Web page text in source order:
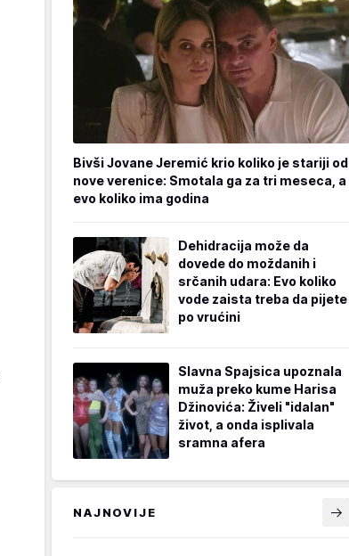
Bivši Jovane Jeremić krio koliko je stariji od
nove verenice: Smotala ga za tri meseca, a
evo koliko ima godina
Dehidracija može da
dovede do moždanih i
srčanih udara: Evo koliko
vode zaista treba da pijete
po vrućini
Slavna Spajsica upoznala
muža preko kume Harisa
Džinovića: Živeli "idalan"
život, a onda isplivala
sramna afera
NAJNOVIJE